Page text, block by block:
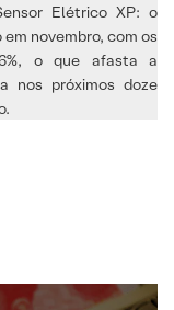
Elétrico XP: o
novembro, com os
o que afasta a
nos próximos doze